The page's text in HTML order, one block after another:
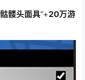
髅头面具”+20万游